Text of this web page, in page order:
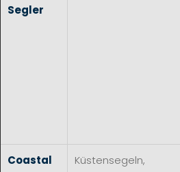
Segler
Coastal
Küstensegeln,